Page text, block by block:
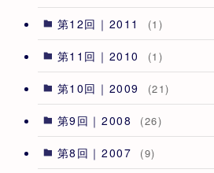
第12回｜2011 (1)
第11回｜2010 (1)
第10回｜2009 (21)
第9回｜2008 (26)
第8回｜2007 (9)